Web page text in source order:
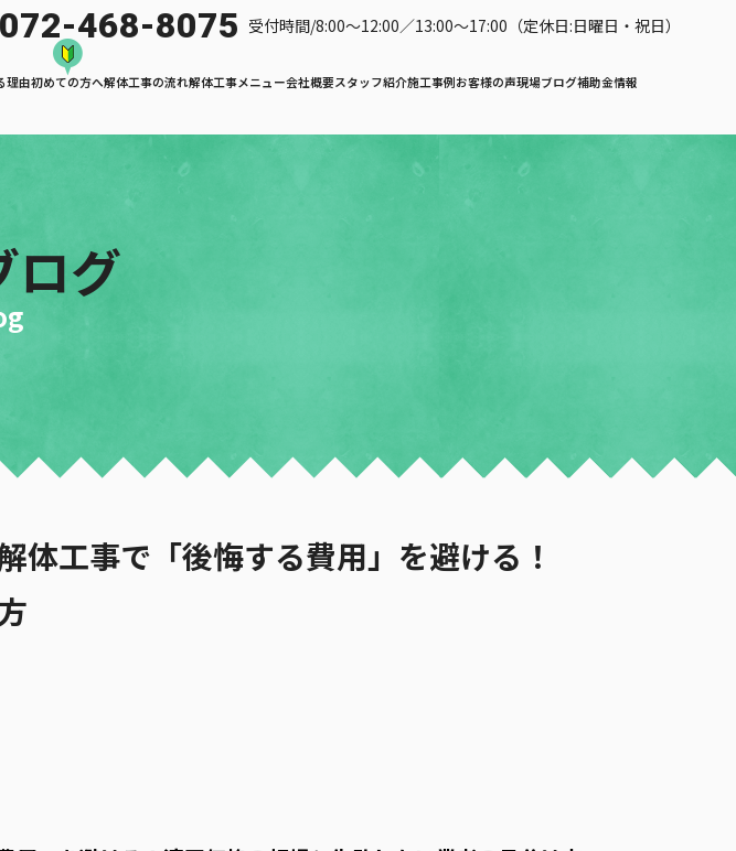
072-468-8075 受付時間/8:00〜12:00／13:00〜17:00（定休日:日曜日・祝日）
理由初めての方へ解体工事の流れ解体工事メニュー会社概要スタッフ紹介施工事例お客様の声現場ブログ補助金情報
ログ
体工事で「後悔する費用」を避ける！